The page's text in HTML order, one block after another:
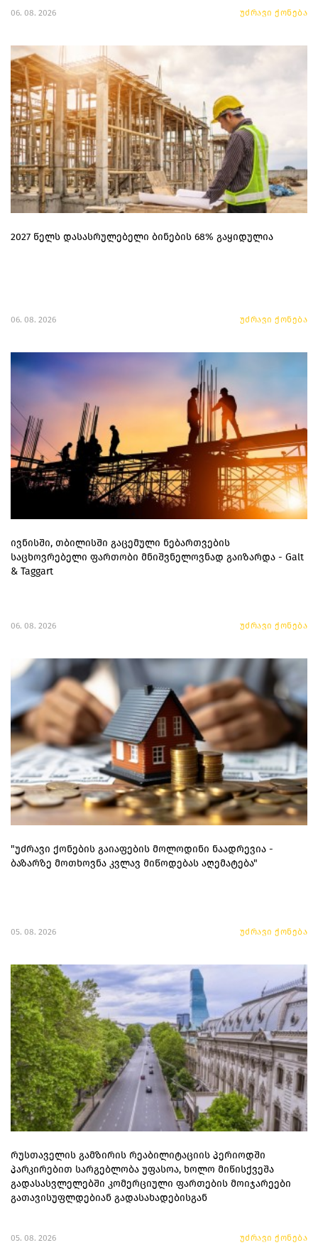
06. 08. 2026 უძრავი ქონება
2027 წელს დასასრულებელი ბინების 68% გაყიდულია
06. 08. 2026 უძრავი ქონება
ივნისში, თბილისში გაცემული ნებართვების
საცხოვრებელი ფართობი მნიშვნელოვნად გაიზარდა - Galt
& Taggart
06. 08. 2026 უძრავი ქონება
"უძრავი ქონების გაიაფების მოლოდინი ნაადრევია -
ბაზარზე მოთხოვნა კვლავ მიწოდებას აღემატება"
05. 08. 2026 უძრავი ქონება
რუსთაველის გამზირის რეაბილიტაციის პერიოდში
პარკირებით სარგებლობა უფასოა, ხოლო მიწისქვეშა
გადასასვლელებში კომერციული ფართების მოიჯარეები
გათავისუფლდებიან გადასახადებისგან
05. 08. 2026 უძრავი ქონება